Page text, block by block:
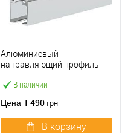
В наличии
Алюминиевый
направляющий профиль
м
Цена 1 490 грн.
В корзину